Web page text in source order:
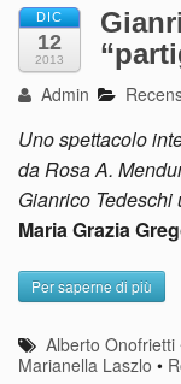
DIC
12
2013
Admin
Uno spettacolo
da Rosa A.
Gianrico
Maria Grazia
Per saperne di più
Alberto Onofrietti
Marianella Laszlo •